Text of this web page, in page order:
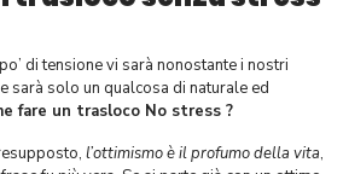
di tensione vi sarà nonostante i nostri
sarà solo un qualcosa di naturale ed
fare un trasloco No stress ?
l’ottimismo è il profumo della vita,